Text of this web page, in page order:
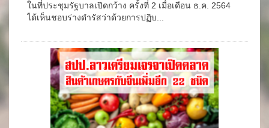
ในที่ประชุมรัฐบาลเปิดกว้าง ครั้งที่ 2 เมื่อเดือน ธ.ค. 2564
ได้เห็นชอบร่างดำรัสว่าด้วยการปฏิบ...